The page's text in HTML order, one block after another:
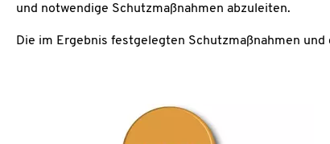
und notwendige Schutzmaßnahmen abzuleiten.
Die im Ergebnis festgelegten Schutzmaßnahmen